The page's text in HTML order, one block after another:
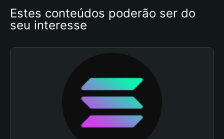
Estes conteúdos poderão ser do
seu interesse